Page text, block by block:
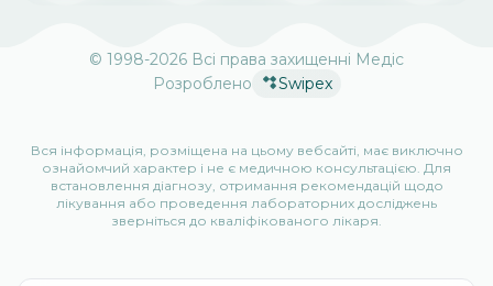
© 1998-2026 Всі права захищенні Медіс
Розроблено
Swipex
Вся інформація, розміщена на цьому вебсайті, має виключно
ознайомчий характер і не є медичною консультацією. Для
встановлення діагнозу, отримання рекомендацій щодо
лікування або проведення лабораторних досліджень
зверніться до кваліфікованого лікаря.